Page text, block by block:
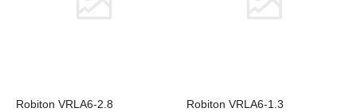
Robiton VRLA6-2.8 Robiton VRLA6-1.3